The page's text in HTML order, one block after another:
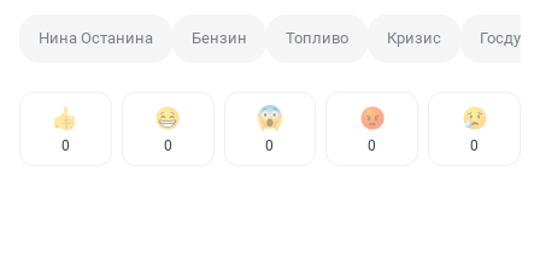
Нина Останина Бензин Топливо Кризис Госдума
0 0 0 0 0